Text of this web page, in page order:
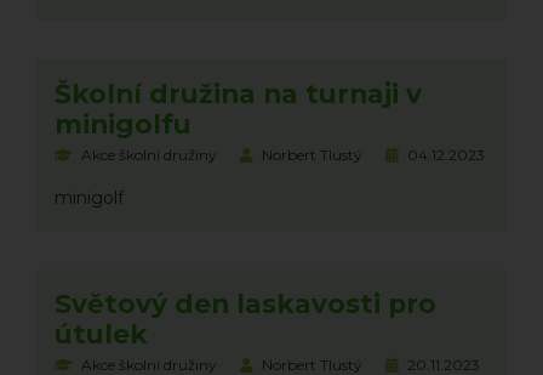
Školní družina na turnaji v
minigolfu
Akce školní družiny Norbert Tlustý 04.12.2023
minigolf
Světový den laskavosti pro
útulek
Akce školní družiny Norbert Tlustý 20.11.2023